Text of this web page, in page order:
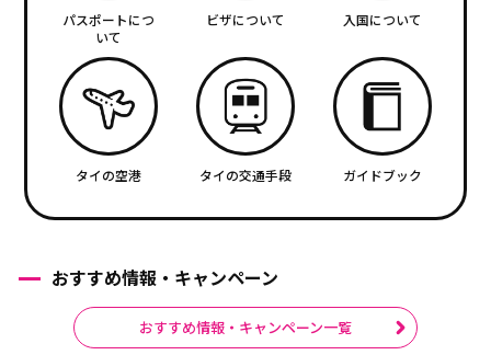
パスポートにつ
いて
ビザについて 入国について
タイの空港 タイの交通手段 ガイドブック
おすすめ情報・キャンペーン
おすすめ情報・キャンペーン一覧